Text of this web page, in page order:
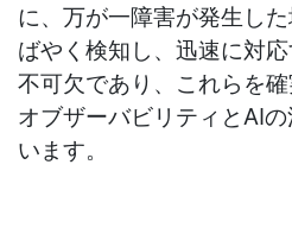
に、万が一障害が発生し
ばやく検知し、迅速に対
不可欠であり、これらを確
オブザーバビリティとAI
います。